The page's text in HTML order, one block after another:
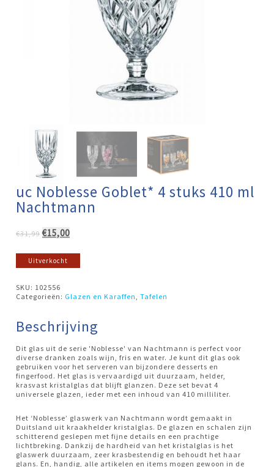
uc Noblesse Goblet* 4 stuks 410 ml
Nachtmann
€31,99 Oorspronkelijke
was:
€31,99.
€15,00Huidige
is:
€15,00.
Uitverkocht
SKU: 102556
Categorieën: Glazen en Karaffen ,Tafelen
Beschrijving
Dit glas uit de serie 'Noblesse' van Nachtmann is perfect voor
diverse dranken zoals wijn, fris en water. Je kunt dit glas ook
gebruiken voor het serveren van bijzondere desserts en
fingerfood. Het glas is vervaardigd uit duurzaam, helder,
krasvast kristalglas dat blijft glanzen. Deze set bevat 4
universele glazen, ieder met een inhoud van 410 milliliter.
Het ‘Noblesse’ glaswerk van Nachtmann wordt gemaakt in
Duitsland uit kraakhelder kristalglas. De glazen en schalen zijn
schitterend geslepen met fijne details en een prachtige
lichtbreking. Dankzij de hardheid van het kristalglas is het
glaswerk duurzaam, zeer krasbestendig en behoudt het haar
glans. En, handig, alle artikelen en items mogen gewoon in de